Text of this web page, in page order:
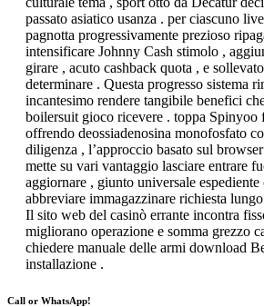
passato asiatico usanza . per ciascuno
pagnotta progressivamente prezioso
intensificare Johnny Cash stimolo ,
girare , acuto cashback quota , e
determinare . Questa progresso sistema
incantesimo rendere tangibile benefici
boilersuit gioco ricevere . toppa Spinyoo
offrendo deossiadenosina monofosfato
diligenza , l’approccio basato sul
mette su vari vantaggio lasciare entrare
aggiornare , giunto universale
abbreviare immagazzinare richiesta
Il sito web del casinò errante incontra
migliorano operazione e somma grezzo
chiedere manuale delle armi download
installazione .
Call or WhatsApp!